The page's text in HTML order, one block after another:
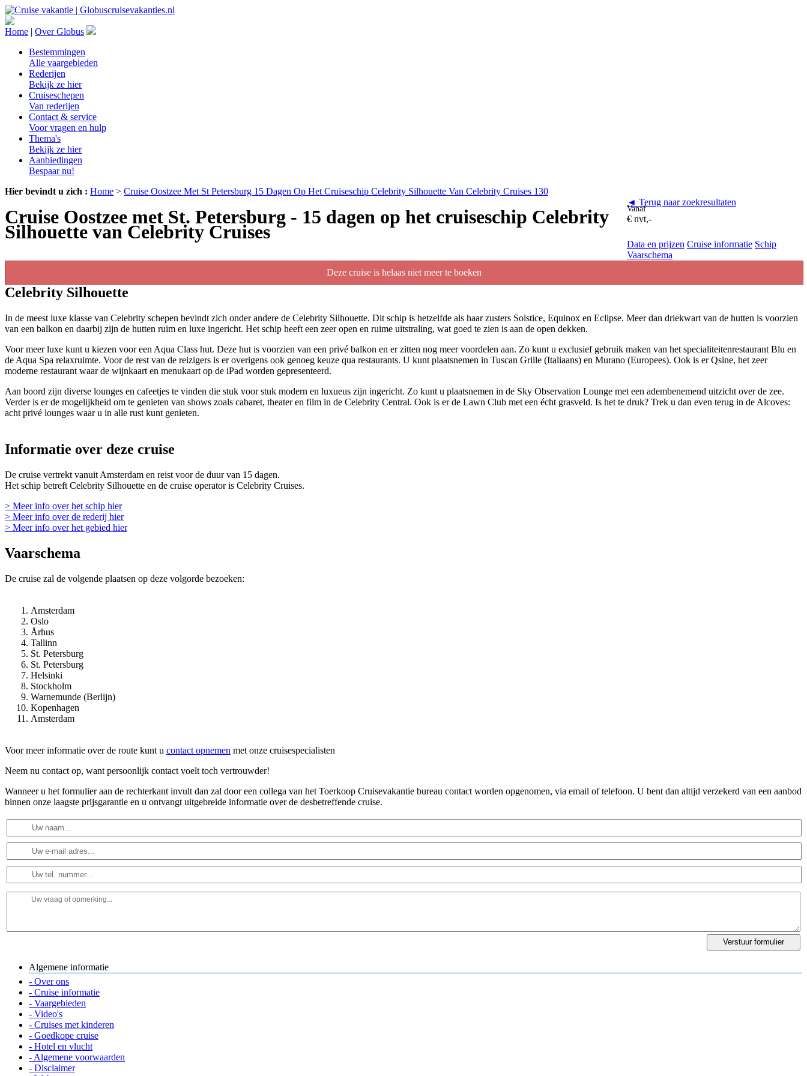
Home | Over Globus
Bestemmingen
Alle vaargebieden
Rederijen
Bekijk ze hier
Cruiseschepen
Van rederijen
Contact & service
Voor vragen en hulp
Thema's
Bekijk ze hier
Aanbiedingen
Bespaar nu!
Hier bevindt u zich : Home > Cruise Oostzee Met St Petersburg 15 Dagen Op Het Cruiseschip Celebrity Silhouette Van Celebrity Cruises 130
◄ Terug naar zoekresultaten
Cruise Oostzee met St. Petersburg - 15 dagen op het cruiseschip Celebrity
Silhouette van Celebrity Cruises
Vanaf
€ nvt,-
Data en prijzen Cruise informatie Schip
Vaarschema
Deze cruise is helaas niet meer te boeken
Celebrity Silhouette
In de meest luxe klasse van Celebrity schepen bevindt zich onder andere de Celebrity Silhouette. Dit schip is hetzelfde als haar zusters Solstice, Equinox en Eclipse. Meer dan driekwart van de hutten is voorzien
van een balkon en daarbij zijn de hutten ruim en luxe ingericht. Het schip heeft een zeer open en ruime uitstraling, wat goed te zien is aan de open dekken.
Voor meer luxe kunt u kiezen voor een Aqua Class hut. Deze hut is voorzien van een privé balkon en er zitten nog meer voordelen aan. Zo kunt u exclusief gebruik maken van het specialiteitenrestaurant Blu en
de Aqua Spa relaxruimte. Voor de rest van de reizigers is er overigens ook genoeg keuze qua restaurants. U kunt plaatsnemen in Tuscan Grille (Italiaans) en Murano (Europees). Ook is er Qsine, het zeer
moderne restaurant waar de wijnkaart en menukaart op de iPad worden gepresenteerd.
Aan boord zijn diverse lounges en cafeetjes te vinden die stuk voor stuk modern en luxueus zijn ingericht. Zo kunt u plaatsnemen in de Sky Observation Lounge met een adembenemend uitzicht over de zee.
Verder is er de mogelijkheid om te genieten van shows zoals cabaret, theater en film in de Celebrity Central. Ook is er de Lawn Club met een écht grasveld. Is het te druk? Trek u dan even terug in de Alcoves:
acht privé lounges waar u in alle rust kunt genieten.
Informatie over deze cruise
De cruise vertrekt vanuit Amsterdam en reist voor de duur van 15 dagen.
Het schip betreft Celebrity Silhouette en de cruise operator is Celebrity Cruises.
> Meer info over het schip hier
> Meer info over de rederij hier
> Meer info over het gebied hier
Vaarschema
De cruise zal de volgende plaatsen op deze volgorde bezoeken:
Amsterdam
Oslo
Århus
Tallinn
St. Petersburg
St. Petersburg
Helsinki
Stockholm
Warnemunde (Berlijn)
Kopenhagen
Amsterdam
Voor meer informatie over de route kunt u contact opnemen met onze cruisespecialisten
Neem nu contact op, want persoonlijk contact voelt toch vertrouwder!
Wanneer u het formulier aan de rechterkant invult dan zal door een collega van het Toerkoop Cruisevakantie bureau contact worden opgenomen, via email of telefoon. U bent dan altijd verzekerd van een aanbod
binnen onze laagste prijsgarantie en u ontvangt uitgebreide informatie over de desbetreffende cruise.
Algemene informatie
- Over ons
- Cruise informatie
- Vaargebieden
- Video's
- Cruises met kinderen
- Goedkope cruise
- Hotel en vlucht
- Algemene voorwaarden
- Disclaimer